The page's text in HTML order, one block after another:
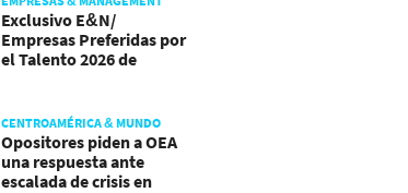
Exclusivo E&N/
Empresas Preferidas por
el Talento 2026 de
CENTROAMÉRICA & MUNDO
Opositores piden a OEA
una respuesta ante
escalada de crisis en